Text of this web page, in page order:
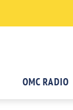
OMC RADIO